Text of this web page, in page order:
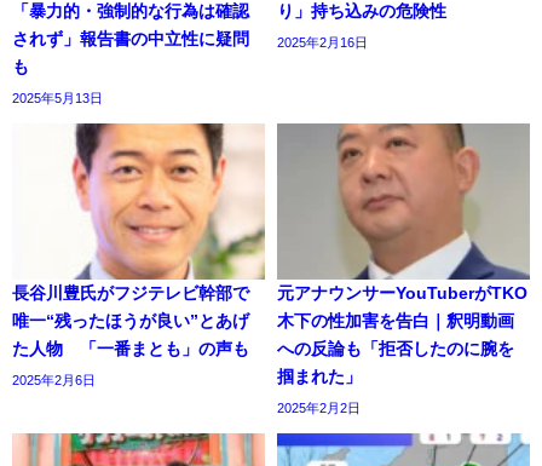
「暴力的・強制的な行為は確認
されず」報告書の中立性に疑問
も
2025年5月13日
り」持ち込みの危険性
2025年2月16日
長谷川豊氏がフジテレビ幹部で
唯一“残ったほうが良い”とあげ
た人物 「一番まとも」の声も
2025年2月6日
元アナウンサーYouTuberがTKO
木下の性加害を告白｜釈明動画
への反論も「拒否したのに腕を
掴まれた」
2025年2月2日